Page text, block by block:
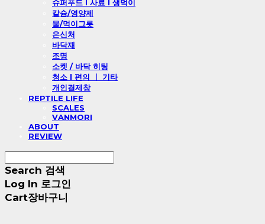
슈퍼푸드 l 사료 l 생먹이
칼슘/영양제
물/먹이그릇
은신처
바닥재
조명
소켓 / 바닥 히팅
청소 l 편의 ㅣ 기타
개인결제창
REPTILE LIFE
SCALES
VANMORI
ABOUT
REVIEW
Search 검색
Log In 로그인
Cart장바구니